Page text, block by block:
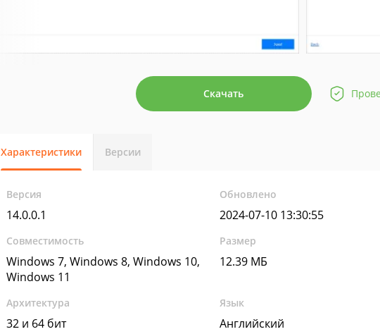
Скачать
Характеристики Версии
Версия
14.0.0.1
Обновлено
2024-07-10 13:30:55
Совместимость
Windows 7, Windows 8, Windows 10,
Windows 11
Размер
12.39 МБ
Архитектура
32 и 64 бит
Язык
Английский